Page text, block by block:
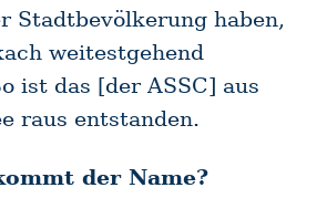
Stadtbevölkerung haben,
weitestgehend
ist das [der ASSC] aus
raus entstanden.
der Name?